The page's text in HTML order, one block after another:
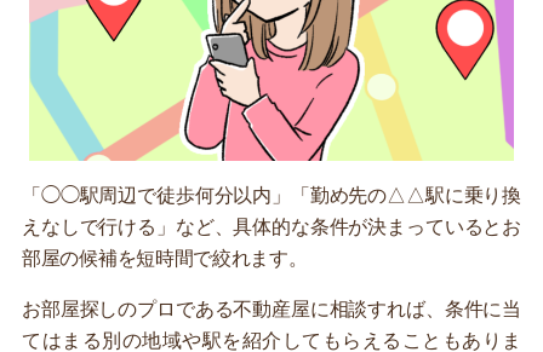
「◯◯駅周辺で徒歩何分以内」「勤め先の△△駅に乗り換
えなしで行ける」など、具体的な条件が決まっているとお
部屋の候補を短時間で絞れます。
お部屋探しのプロである不動産屋に相談すれば、条件に当
てはまる別の地域や駅を紹介してもらえることもありま